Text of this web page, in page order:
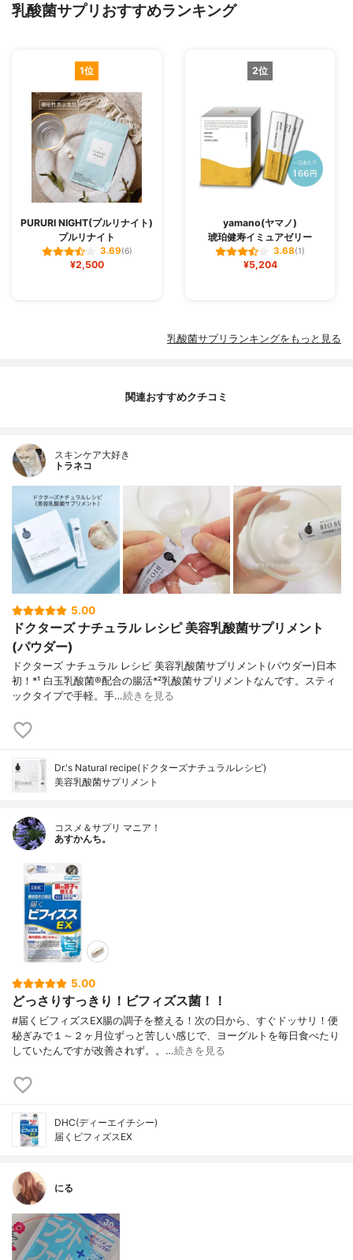
乳酸菌サプリおすすめランキング
1位
PURURI NIGHT(プルリナイト)
プルリナイト
3.69(6)
¥2,500
2位
yamano(ヤマノ)
琥珀健寿イミュアゼリー
3.68(1)
¥5,204
乳酸菌サプリランキングをもっと見る
関連おすすめクチコミ
スキンケア大好き
トラネコ
5.00
ドクターズ ナチュラル レシピ 美容乳酸菌サプリメント
(パウダー)
ドクターズ ナチュラル レシピ 美容乳酸菌サプリメント(パウダー)日本
初！*¹ 白玉乳酸菌®配合の腸活*²乳酸菌サプリメントなんです。スティ
ックタイプで手軽。手…続きを見る
Dr.'s Natural recipe(ドクターズナチュラルレシピ)
美容乳酸菌サプリメント
コスメ＆サプリ マニア！
あすかんち。
5.00
どっさりすっきり！ビフィズス菌！！
#届くビフィズスEX腸の調子を整える！次の日から、すぐドッサリ！便
秘ぎみで１～２ヶ月位ずっと苦しい感じで、ヨーグルトを毎日食べたり
していたんですが改善されず。。…続きを見る
DHC(ディーエイチシー)
届くビフィズスEX
にる